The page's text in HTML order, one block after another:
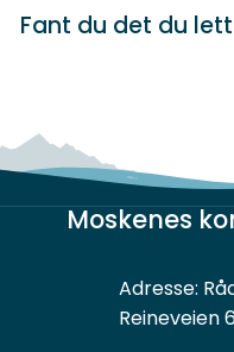
Fant du det du
Moskenes
Adresse:
Reineveien